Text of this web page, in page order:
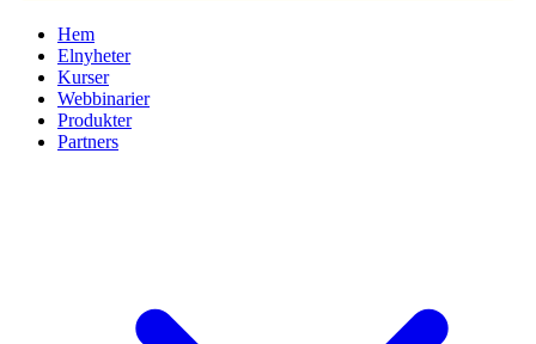
Hem
Elnyheter
Kurser
Webbinarier
Produkter
Partners